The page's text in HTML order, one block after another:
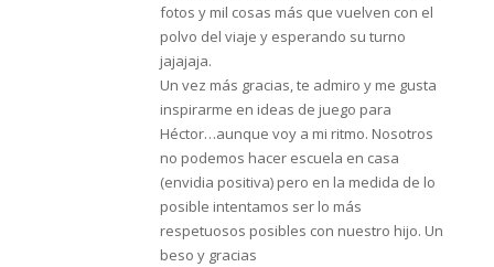
fotos y mil cosas más que vuelven con el
polvo del viaje y esperando su turno
jajajaja.
Un vez más gracias, te admiro y me gusta
inspirarme en ideas de juego para
Héctor…aunque voy a mi ritmo. Nosotros
no podemos hacer escuela en casa
(envidia positiva) pero en la medida de lo
posible intentamos ser lo más
respetuosos posibles con nuestro hijo. Un
beso y gracias